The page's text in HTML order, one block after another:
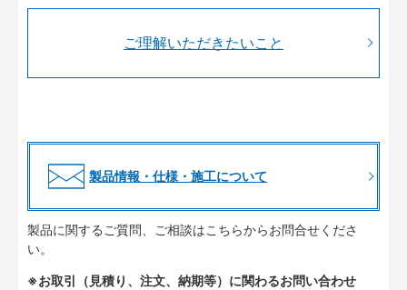
ご理解いただきたいこと
製品情報・仕様・施工について
製品に関するご質問、ご相談はこちらからお問合せくださ
い。
※お取引（見積り、注文、納期等）に関わるお問い合わせ